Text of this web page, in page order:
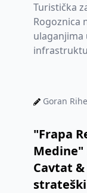
Turistička
Rogoznica
ulaganjima
Goran
"Frapa
Cavtat
strateški